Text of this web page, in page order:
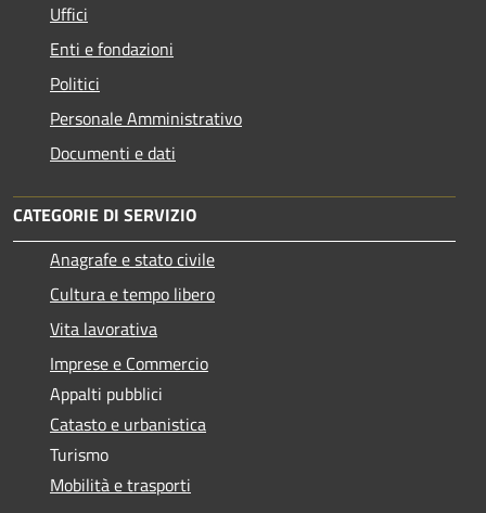
Uffici
Enti e fondazioni
Politici
Personale Amministrativo
Documenti e dati
CATEGORIE DI SERVIZIO
Anagrafe e stato civile
Cultura e tempo libero
Vita lavorativa
Imprese e Commercio
Appalti pubblici
Catasto e urbanistica
Turismo
Mobilità e trasporti